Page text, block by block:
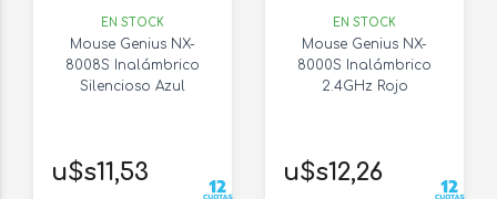
EN STOCK
Mouse Genius NX-
8008S Inalámbrico
Silencioso Azul
u$s11,53
EN STOCK
Mouse Genius NX-
8000S Inalámbrico
2.4GHz Rojo
u$s12,26